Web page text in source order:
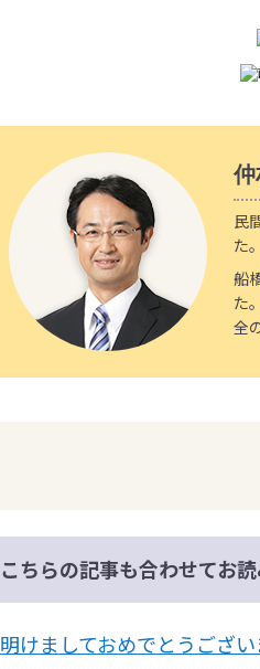
仲
民
た。
船
た
全
こちらの記事も合わせてお
明けましておめでとうござい